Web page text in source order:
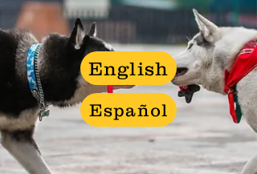
English
Español